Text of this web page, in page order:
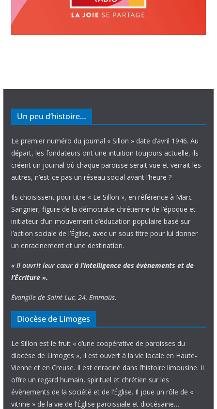
Un peu d’histoire…
Le premier numéro du journal « Sillon » date d’avril 1946. Au
départ, les fondateurs ont une intuition toujours actuelle, ils
créent un journal où chaque paroisse serait vue et verrait les
autres, n’est-ce pas un réseau social avant l’heure ?
Ils choisissent pour titre « Le Sillon », en référence à Marc
Sangnier, figure de la démocratie chrétienne de l’époque et
initiateur d’un mouvement d’éducation populaire basé sur
l’action sociale de l’Église, avec un sous titre pour lui donner
un enracinement et une destination.
« Il ouvrit leur cœur à l’intelligence des évènements et de
l’Écriture ».
Évangile de Saint Luc, 24, Emmaüs.
Diocèse de Limoges
Le Sillon est le fruit « d’une coopérative de paroisses du
diocèse de Limoges », il est ouvert à la vie locale en Haute-
Vienne et en Creuse. Il est enraciné dans l’histoire limousine. Il
offre un regard humain, spirituel et chrétien sur les
évènements de la société et de l’Église. Il joue un rôle de «
vitrine » de la vie de l’Église paroissiale et diocésaine…